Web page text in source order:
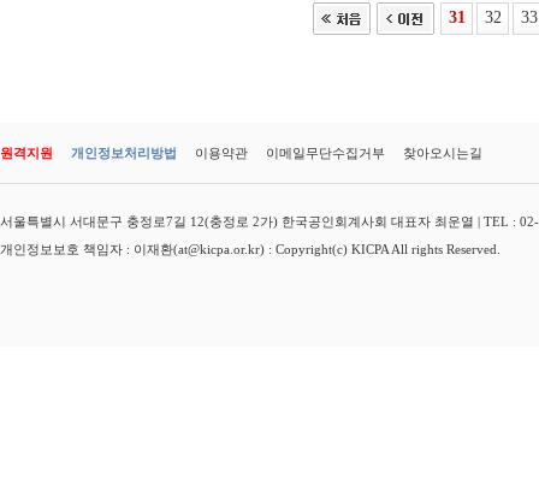
31 32 33
원격지원 개인정보처리방법 이용약관 이메일무단수집거부 찾아오시는길
서울특별시 서대문구 충정로7길 12(충정로 2가) 한국공인회계사회 대표자 최운열 | TEL :
개인정보보호 책임자 : 이재환(at@kicpa.or.kr) : Copyright(c) KICPA All rights Reserved.